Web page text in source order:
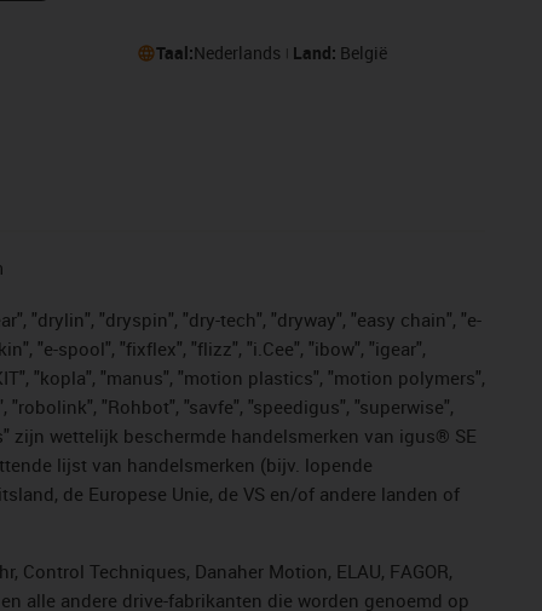
Taal:Nederlands Land: België
"drylin", "dryspin", "dry-tech", "dryway", "easy chain", "e-
"e-spool", "fixflex", "flizz", "i.Cee", "ibow", "igear",
"kopla", "manus", "motion plastics", "motion polymers",
"Rohbot", "savfe", "speedigus", "superwise",
zijn wettelijk beschermde handelsmerken van igus® SE
lijst van handelsmerken (bijv. lopende
de Europese Unie, de VS en/of andere landen of
Techniques, Danaher Motion, ELAU, FAGOR,
alle andere drive-fabrikanten die worden genoemd op